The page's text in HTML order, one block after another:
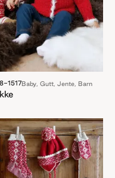
1517Baby, Gutt, Jente, Barn